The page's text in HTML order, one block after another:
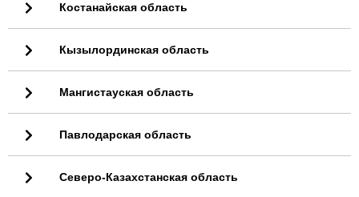
Костанайская область
Кызылординская область
Мангистауская область
Павлодарская область
Северо-Казахстанская область